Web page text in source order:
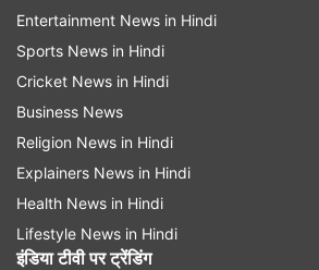
Entertainment News in Hindi
Sports News in Hindi
Cricket News in Hindi
Business News
Religion News in Hindi
Explainers News in Hindi
Health News in Hindi
Lifestyle News in Hindi
इंडिया टीवी पर ट्रेंडिंग